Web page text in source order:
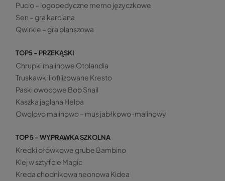
Pucio – logopedyczne memo języczkowe
Sen – gra karciana
Qwirkle – gra planszowa
TOP5 - PRZEKĄSKI
Chrupki malinowe Otolandia
Truskawki liofilizowane Kresto
Paski owocowe Bob Snail
Kaszka jaglana Helpa
Owolovo malinowo – mus jabłkowo-malinowy
TOP 5 - WYPRAWKA SZKOLNA
Kredki ołówkowe grube Bambino
Klej w sztyfcie Magic
Kreda chodnikowa neonowa Kidea